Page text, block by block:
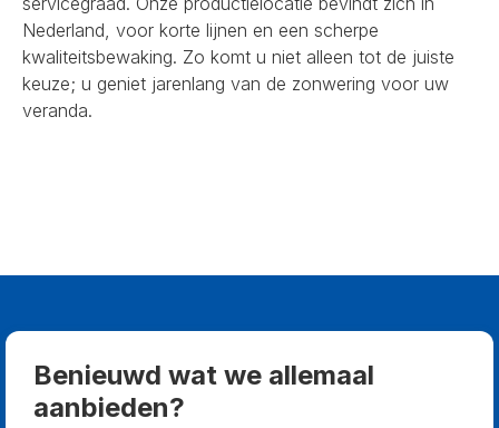
Nederland, voor korte lijnen en een scherpe
kwaliteitsbewaking. Zo komt u niet alleen tot de juiste
keuze; u geniet jarenlang van de zonwering voor uw
veranda.
Benieuwd wat we allemaal
aanbieden?